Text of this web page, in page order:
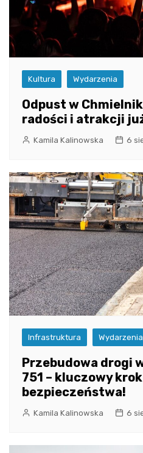
Kultura Wydarzenia
Odpust w
radości i atrakcji
Kamila Kalinowska 6
Infrastruktura Wydarzenia
Przebudowa drogi
751 – kluczowy
bezpieczeństwa!
Kamila Kalinowska 6